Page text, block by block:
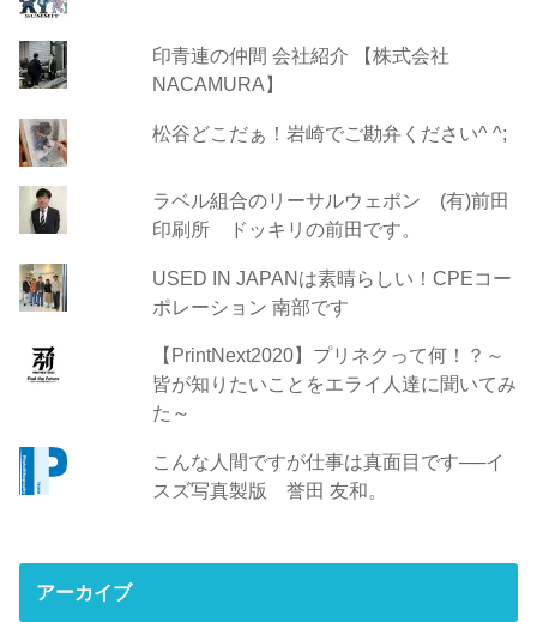
印青連の仲間 会社紹介 【株式会社
NACAMURA】
松谷どこだぁ！岩崎でご勘弁ください^ ^;
ラベル組合のリーサルウェポン (有)前田
印刷所 ドッキリの前田です。
USED IN JAPANは素晴らしい！CPEコー
ポレーション 南部です
【PrintNext2020】プリネクって何！？～
皆が知りたいことをエライ人達に聞いてみ
た～
こんな人間ですが仕事は真面目です──イ
スズ写真製版 誉田 友和。
アーカイブ